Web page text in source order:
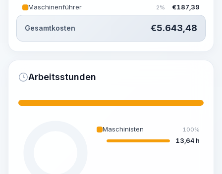
Maschinenführer 2% €187,39
Gesamtkosten €5.643,48
Arbeitsstunden
Maschinisten 100%
13,64 h